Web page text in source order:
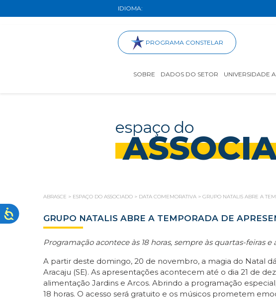
IDIOMA:
PROGRAMA CONSTELAR
SOBRE DADOS DO SETOR UNIVERSIDADE
espaço do
ABRASCE > ESPAÇO DO ASSOCIADO > DATA COMEMORATIVA > GRUPO NATALIS ABRE A
GRUPO NATALIS ABRE A TEMPORADA DE
Programação acontece às 18 horas, sempre às quartas-feiras
A partir deste domingo, 20 de novembro, a magia do Natal
Aracaju (SE). As apresentações acontecem até o dia 21 de
alimentação Jardins e Arcos. Abrindo a programação
18 horas. O acesso será gratuito e os músicos prometem